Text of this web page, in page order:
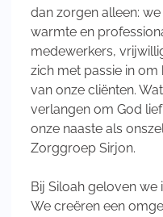
dan zorgen alleen:
warmte en
medewerkers,
zich met passie in
van onze cliënten.
verlangen om God
onze naaste als
Zorggroep Sirjon.
Bij Siloah geloven we
We creëren een